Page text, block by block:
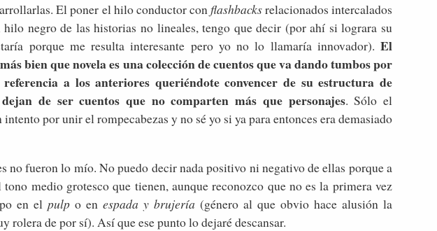
El poner el hilo conductor conflashbacksrelacionados intercalados
negro de las historias no lineales, tengo que decir (por ahí si lograra su
porque me resulta interesante pero yo no lo llamaría innovador). El
bien que novela es una colección de cuentos que va dando tumbos por
a los anteriores queriéndote convencer de su estructura de
de ser cuentos que no comparten más que personajes. Sólo el
por unir el rompecabezas y no sé yo si ya para entonces era demasiado
no fueron lo mío. No puedo decir nada positivo ni negativo de ellas porque a
medio grotesco que tienen, aunque reconozco que no es la primera vez
en el pulp o en espada y brujería (género al que obvio hace alusión la
rolera de por sí). Así que ese punto lo dejaré descansar.